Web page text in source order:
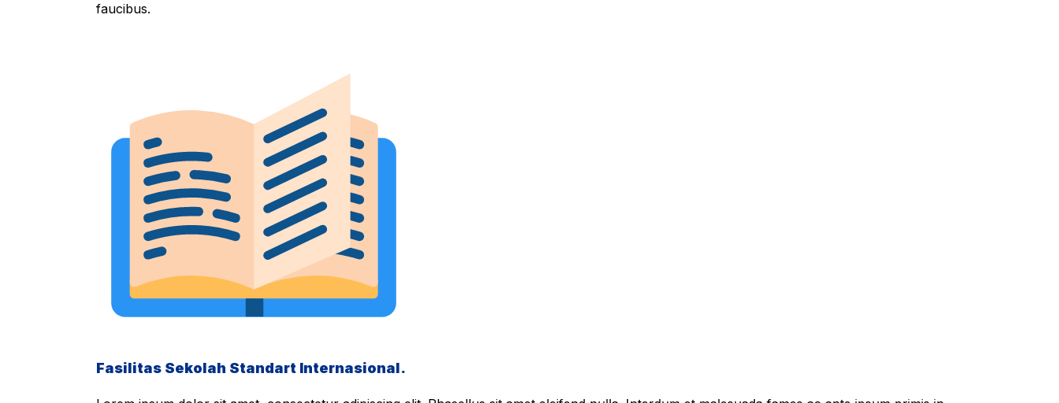
faucibus.
Fasilitas Sekolah Standart Internasional.